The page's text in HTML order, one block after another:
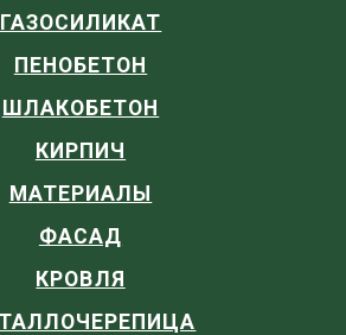
ГАЗОСИЛИКАТ
ПЕНОБЕТОН
ШЛАКОБЕТОН
КИРПИЧ
МАТЕРИАЛЫ
ФАСАД
КРОВЛЯ